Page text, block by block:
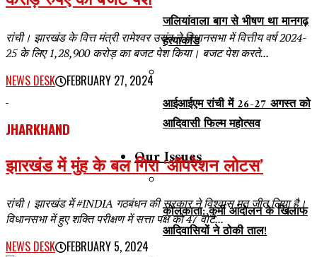
जलियांवाला बाग से भीषण था मानगढ़
हत्याकांड
आईआईएम रांची में 26-27 अगस्त को
आदिवासी फिल्म महोत्सव
Our Issues
कोलकाता: कुर्मी आंदोलन के खिलाफ
आदिवासियों ने ठोकी ताल!
रांची। झारखंड के वित्त मंत्री रामेश्वर उरांव ने विधानसभा में वित्तीय वर्ष 2024-
25 के लिए 1,28,900 करोड़ का बजट पेश किया। बजट पेश करते...
NEWS DESK FEBRUARY 27, 2024
JHARKHAND
झारखंड में मुंह के बल गिरा ‘ऑपरेशन लोटस’
रांची। झारखंड में #INDIA गठबंधन की सरकार ने विश्वास मत जीत लिया है।
विधानसभा में हुए शक्ति परीक्षण में सत्ता पक्ष को 47 वोट...
NEWS DESK FEBRUARY 5, 2024